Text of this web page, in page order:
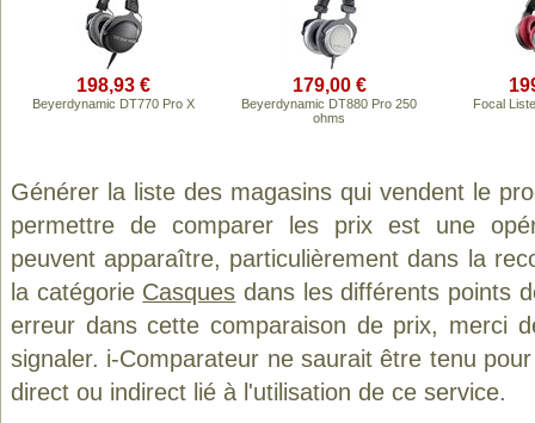
198,93 €
Beyerdynamic DT770 Pro X
179,00 €
Beyerdynamic DT880 Pro 250
ohms
Focal
Générer la liste des magasins qui vendent le
permettre de comparer les prix est une
peuvent apparaître, particulièrement dans la
la catégorie Casques dans les différents points
erreur dans cette comparaison de prix, merci
signaler. i-Comparateur ne saurait être tenu
direct ou indirect lié à l'utilisation de ce service.